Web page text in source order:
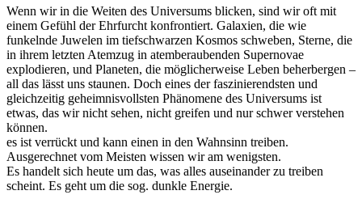
Wenn wir in die Weiten des Universums blicken, sind wir oft mit
einem Gefühl der Ehrfurcht konfrontiert. Galaxien, die wie
funkelnde Juwelen im tiefschwarzen Kosmos schweben, Sterne, die
in ihrem letzten Atemzug in atemberaubenden Supernovae
explodieren, und Planeten, die möglicherweise Leben beherbergen –
all das lässt uns staunen. Doch eines der faszinierendsten und
gleichzeitig geheimnisvollsten Phänomene des Universums ist
etwas, das wir nicht sehen, nicht greifen und nur schwer verstehen
können.
es ist verrückt und kann einen in den Wahnsinn treiben.
Ausgerechnet vom Meisten wissen wir am wenigsten.
Es handelt sich heute um das, was alles auseinander zu treiben
scheint. Es geht um die sog. dunkle Energie.